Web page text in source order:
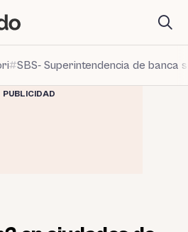
SBS- Superintendencia de banca
PUBLICIDAD